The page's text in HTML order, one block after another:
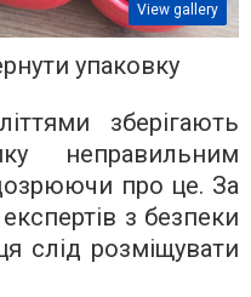
View gallery
упаковку
зберігають
неправильним
про це. За
з безпеки
слід розміщувати